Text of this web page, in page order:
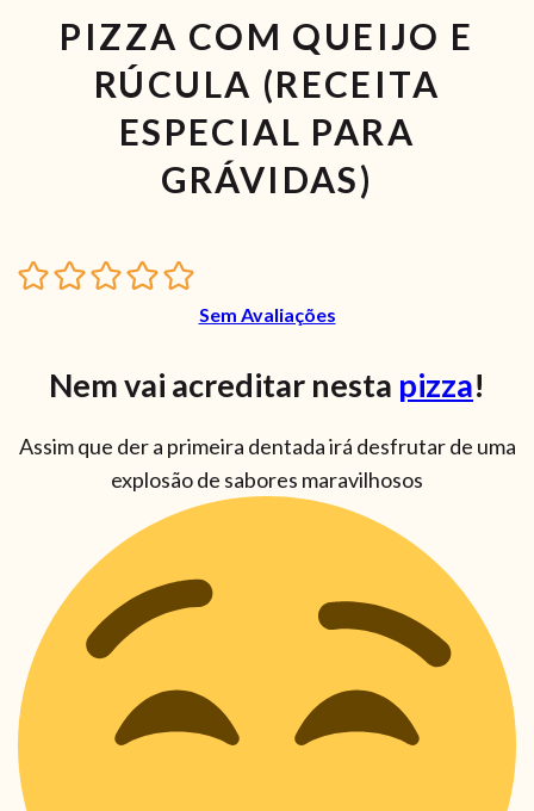
PIZZA COM QUEIJO E
RÚCULA (RECEITA
ESPECIAL PARA
GRÁVIDAS)
Sem Avaliações
Nem vai acreditar nesta pizza!
Assim que der a primeira dentada irá desfrutar de uma
explosão de sabores maravilhosos